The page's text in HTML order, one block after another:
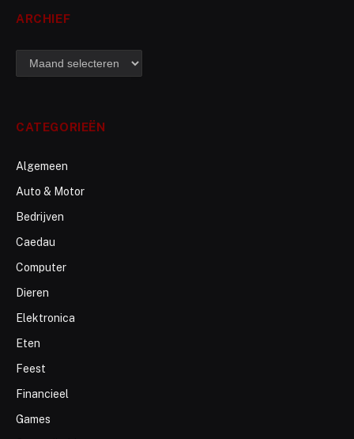
ARCHIEF
archief
CATEGORIEËN
Algemeen
Auto & Motor
Bedrijven
Caedau
Computer
Dieren
Elektronica
Eten
Feest
Financieel
Games